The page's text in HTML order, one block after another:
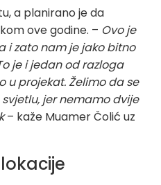
a planirano je da
ove godine. – Ovo je
i zato nam je jako bitno
je i jedan od razloga
u projekat. Želimo da se
jer nemamo dvije
– kaže Muamer Čolić uz